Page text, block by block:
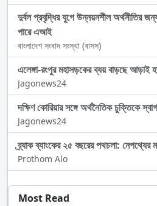
দুর্বল প্রবৃদ্ধির যুগে উন্নয়নশীল অর্থনীতির
পারে এআই
বাংলাদেশ সংবাদ সংস্থা (বাসস)
এলেঙ্গা-রংপুর মহাসড়কের ব্যয় বাড়ছে আড়াই
Jagonews24
দক্ষিণ কোরিয়ার সঙ্গে অর্থনৈতিক চুক্তিকে
Jagonews24
ব্র্যাক ব্যাংকের ২৫ বছরের পথচলা: নেপথ্যের
Prothom Alo
Most Read